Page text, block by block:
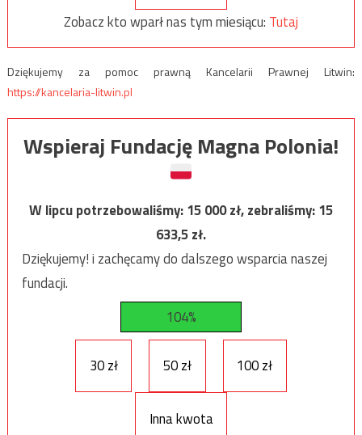
Zobacz kto wparł nas tym miesiącu: Tutaj
Dziękujemy za pomoc prawną Kancelarii Prawnej Litwin:
https://kancelaria-litwin.pl
Wspieraj Fundację Magna Polonia!
W lipcu potrzebowaliśmy:15 000zł, zebraliśmy:15
633,5zł.
Dziękujemy! i zachęcamy do dalszego wsparcia naszej
fundacji.
104%
30 zł 50 zł 100 zł
Inna kwota